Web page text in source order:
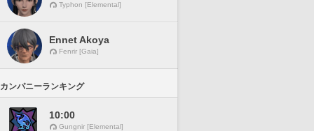
Typhon [Elemental]
Ennet Akoya
Fenrir [Gaia]
ンパニーランキング
10:00
Gungnir [Elemental]